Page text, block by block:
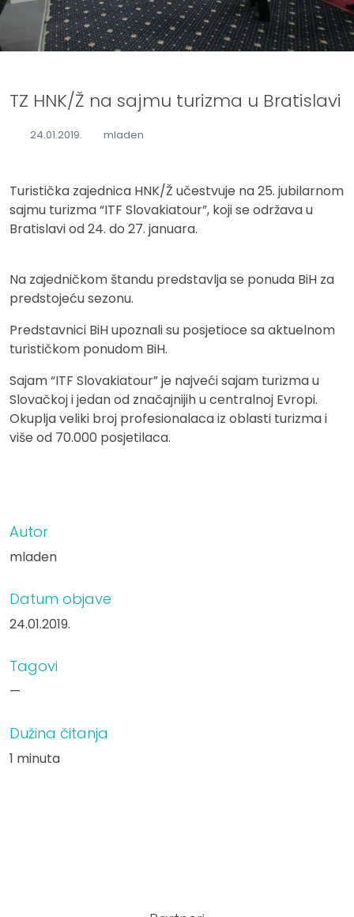
TZ HNK/Ž na sajmu turizma u Bratislavi
24.01.2019. mladen
Turistička zajednica HNK/Ž učestvuje na 25. jubilarnom
sajmu turizma “ITF Slovakiatour”, koji se održava u
Bratislavi od 24. do 27. januara.
Na zajedničkom štandu predstavlja se ponuda BiH za
predstojeću sezonu.
Predstavnici BiH upoznali su posjetioce sa aktuelnom
turističkom ponudom BiH.
Sajam “ITF Slovakiatour” je najveći sajam turizma u
Slovačkoj i jedan od značajnijih u centralnoj Evropi.
Okuplja veliki broj profesionalaca iz oblasti turizma i
više od 70.000 posjetilaca.
Autor
mladen
Datum objave
24.01.2019.
Tagovi
—
Dužina čitanja
1 minuta